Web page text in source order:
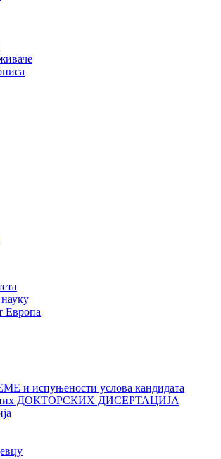
Европа
и испуњености услова кандидата
ДОКТОРСКИХ ДИСЕРТАЦИЈА